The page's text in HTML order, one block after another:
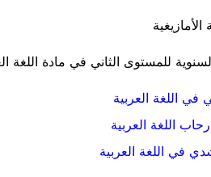
الأمازيغية
للمستوى الثاني في مادة اللغة
في اللغة العربية
اللغة العربية
في اللغة العربية